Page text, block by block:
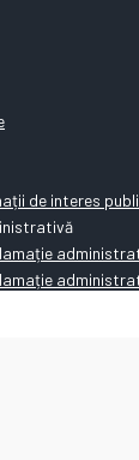
de interes